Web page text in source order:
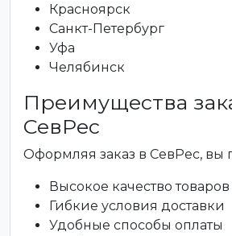
Красноярск
Санкт-Петербург
Уфа
Челябинск
Преимущества
СевРес
Оформляя заказ в СевРес, вы
Высокое качество товаров
Гибкие условия доставки
Удобные способы оплаты